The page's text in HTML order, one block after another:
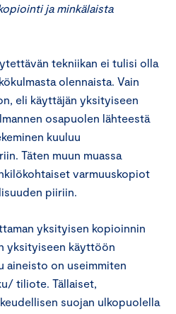
ja minkälaista
tekniikan ei tulisi olla
olennaista. Vain
eli käyttäjän yksityiseen
osapuolen lähteestä
kuuluu
Täten muun muassa
varmuuskopiot
piiriin.
yksityisen kopioinnin
yksityiseen käyttöön
aineisto on useimmiten
tiliote. Tällaiset,
suojan ulkopuolella